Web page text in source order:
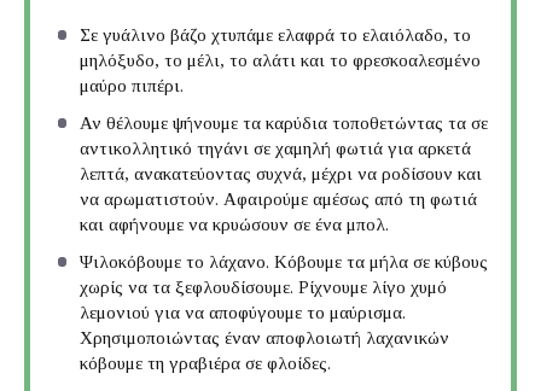
Σε γυάλινο βάζο χτυπάμε ελαφρά το ελαιόλαδο, το
μηλόξυδο, το μέλι, το αλάτι και το φρεσκοαλεσμένο
μαύρο πιπέρι.
Αν θέλουμε ψήνουμε τα καρύδια τοποθετώντας τα σε
αντικολλητικό τηγάνι σε χαμηλή φωτιά για αρκετά
λεπτά, ανακατεύοντας συχνά, μέχρι να ροδίσουν και
να αρωματιστούν. Αφαιρούμε αμέσως από τη φωτιά
και αφήνουμε να κρυώσουν σε ένα μπολ.
Ψιλοκόβουμε το λάχανο. Κόβουμε τα μήλα σε κύβους
χωρίς να τα ξεφλουδίσουμε. Ρίχνουμε λίγο χυμό
λεμονιού για να αποφύγουμε το μαύρισμα.
Χρησιμοποιώντας έναν αποφλοιωτή λαχανικών
κόβουμε τη γραβιέρα σε φλοίδες.